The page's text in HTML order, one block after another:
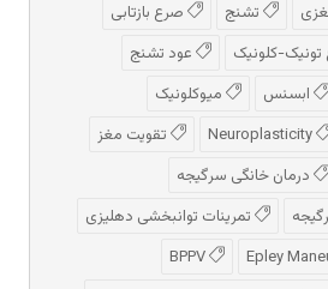
تشنج
صرع بازتابی
کلونیک
عود تشنج
ابسنس
میوکلونیک
تقویت مغز
درمان خانگی سرگیجه
تمرینات توانبخشی دهلیزی